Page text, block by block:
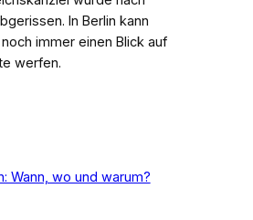
In Berlin kann
immer einen Blick auf
werfen.